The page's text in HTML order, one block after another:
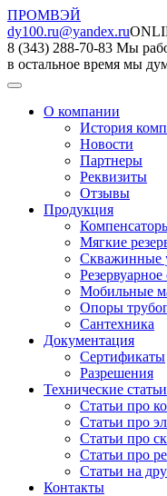
ПРОМВЭЙ
dy100.ru@yandex.ru
8 (343) 288-70-83 Мы
в остальное время мы
О компании
История
Новости
Партнеры
Реквизиты
Отзывы
Продукция
Мягкие
Скважинные
Мобильные
Опоры
Сантехника
Документация
Сертификаты
Разрешения
Технические статьи
Статьи про
Статьи про
Статьи про
Статьи про
Статьи на
Контакты